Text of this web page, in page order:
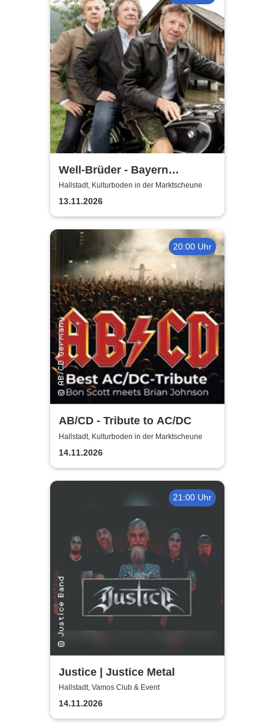
Well-Brüder - Bayern
Unplugged
Hallstadt, Kulturboden in der Marktscheune
13.11.2026
20:00 Uhr
AB/CD - Tribute to AC/DC
Hallstadt, Kulturboden in der Marktscheune
14.11.2026
21:00 Uhr
Justice | Justice Metal
Hallstadt, Vamos Club & Event
14.11.2026